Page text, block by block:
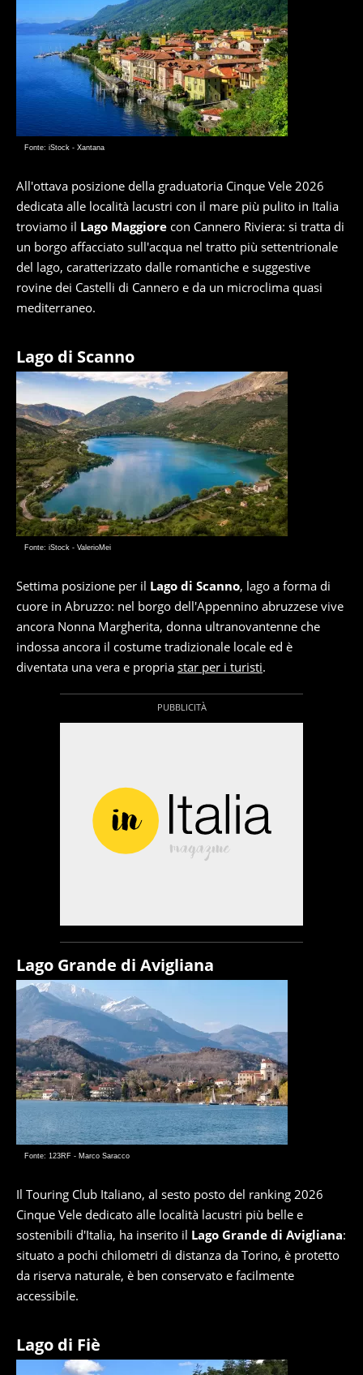
Fonte: iStock - Xantana
All'ottava posizione della graduatoria Cinque Vele 2026
dedicata alle località lacustri con il mare più pulito in Italia
troviamo il Lago Maggiore con Cannero Riviera: si tratta di
un borgo affacciato sull'acqua nel tratto più settentrionale
del lago, caratterizzato dalle romantiche e suggestive
rovine dei Castelli di Cannero e da un microclima quasi
mediterraneo.
Lago di Scanno
Fonte: iStock - ValerioMei
Settima posizione per il Lago di Scanno, lago a forma di
cuore in Abruzzo: nel borgo dell'Appennino abruzzese vive
ancora Nonna Margherita, donna ultranovantenne che
indossa ancora il costume tradizionale locale ed è
diventata una vera e propria star per i turisti.
Lago Grande di Avigliana
Fonte: 123RF - Marco Saracco
Il Touring Club Italiano, al sesto posto del ranking 2026
Cinque Vele dedicato alle località lacustri più belle e
sostenibili d'Italia, ha inserito il Lago Grande di Avigliana:
situato a pochi chilometri di distanza da Torino, è protetto
da riserva naturale, è ben conservato e facilmente
accessibile.
Lago di Fiè